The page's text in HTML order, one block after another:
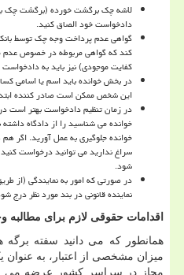
لاشه چک برگشت خورده (برگشت چک
دادخواست خود الصاق کنید.
گواهی عدم پرداخت وجه چک توسط بانک
کند که گواهی مربوطه در خصوص
کفایت موجودی) نیز باید به
در بخش خوانده باید اسم یا اسامی
این شخص ممکن است صادر کننده
در زمان تنظیم دادخواست بهتر است
خوانده می شناسید را از دادگاه
خوانده جلوگیری به عمل آورید. اگر هم
سراغ ندارید می توانید درخواست
شود.
در صورتی که امور به نمایندگی (از
نماینده قانونی در بند مورد نظر درج
اقدامات حقوقی لازم برای مطالبه
همانطور که می دانید سفته
میزان مشخصی از اعتبار، به
مجاز در سراسر کشور عرضه می